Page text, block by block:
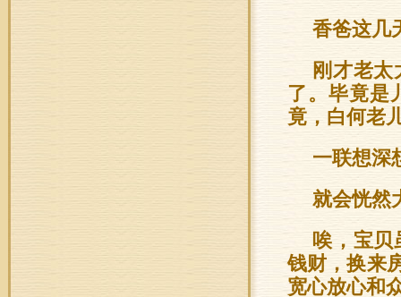
香爸这几
刚才老
了。毕竟是
竟，白何老
一联想深
就会恍然
唉，宝贝
钱财，换来
宽心放心和